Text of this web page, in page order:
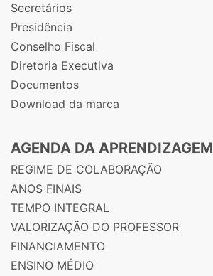
Secretários
Presidência
Conselho Fiscal
Diretoria Executiva
Documentos
Download da marca
AGENDA DA APRENDIZAGEM
REGIME DE COLABORAÇÃO
ANOS FINAIS
TEMPO INTEGRAL
VALORIZAÇÃO DO PROFESSOR
FINANCIAMENTO
ENSINO MÉDIO